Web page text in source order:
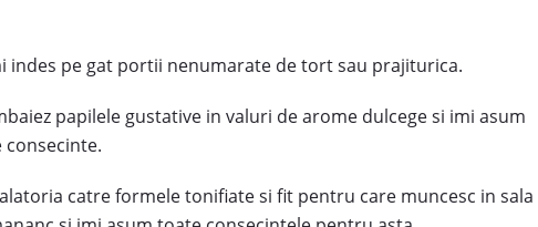
indes pe gat portii nenumarate de tort sau prajiturica.
papilele gustative in valuri de arome dulcege si imi asum
catre formele tonifiate si fit pentru care muncesc in sala